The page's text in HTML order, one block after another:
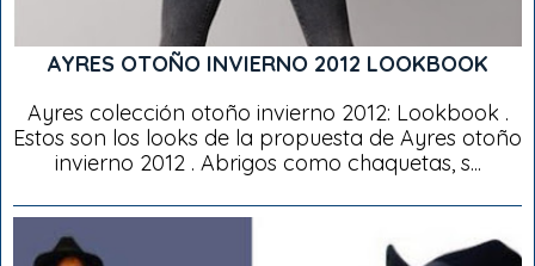
AYRES OTOÑO INVIERNO 2012 LOOKBOOK
Ayres colección otoño invierno 2012: Lookbook .
Estos son los looks de la propuesta de Ayres otoño
invierno 2012 . Abrigos como chaquetas, s...